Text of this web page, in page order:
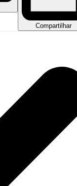
Compartilhar